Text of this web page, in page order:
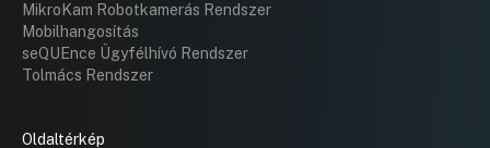
MikroKam Robotkamerás Rendszer
Mobilhangosítás
seQUEnce Ügyfélhívó Rendszer
Tolmács Rendszer
Oldaltérkép